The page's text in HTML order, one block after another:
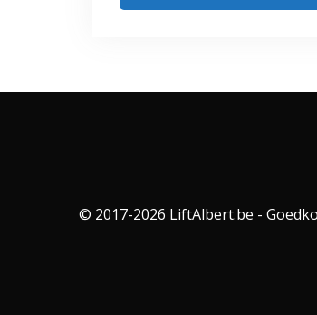
© 2017-2026 LiftAlbert.be -